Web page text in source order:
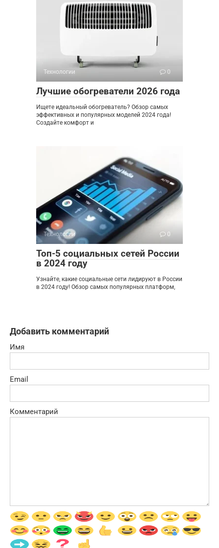
Технологии 0
Лучшие обогреватели 2026 года
Ищете идеальный обогреватель? Обзор самых
эффективных и популярных моделей 2024 года!
Создайте комфорт и
Технологии 0
Топ-5 социальных сетей России
в 2024 году
Узнайте, какие социальные сети лидируют в России
в 2024 году! Обзор самых популярных платформ,
Добавить комментарий
Имя
Email
Комментарий